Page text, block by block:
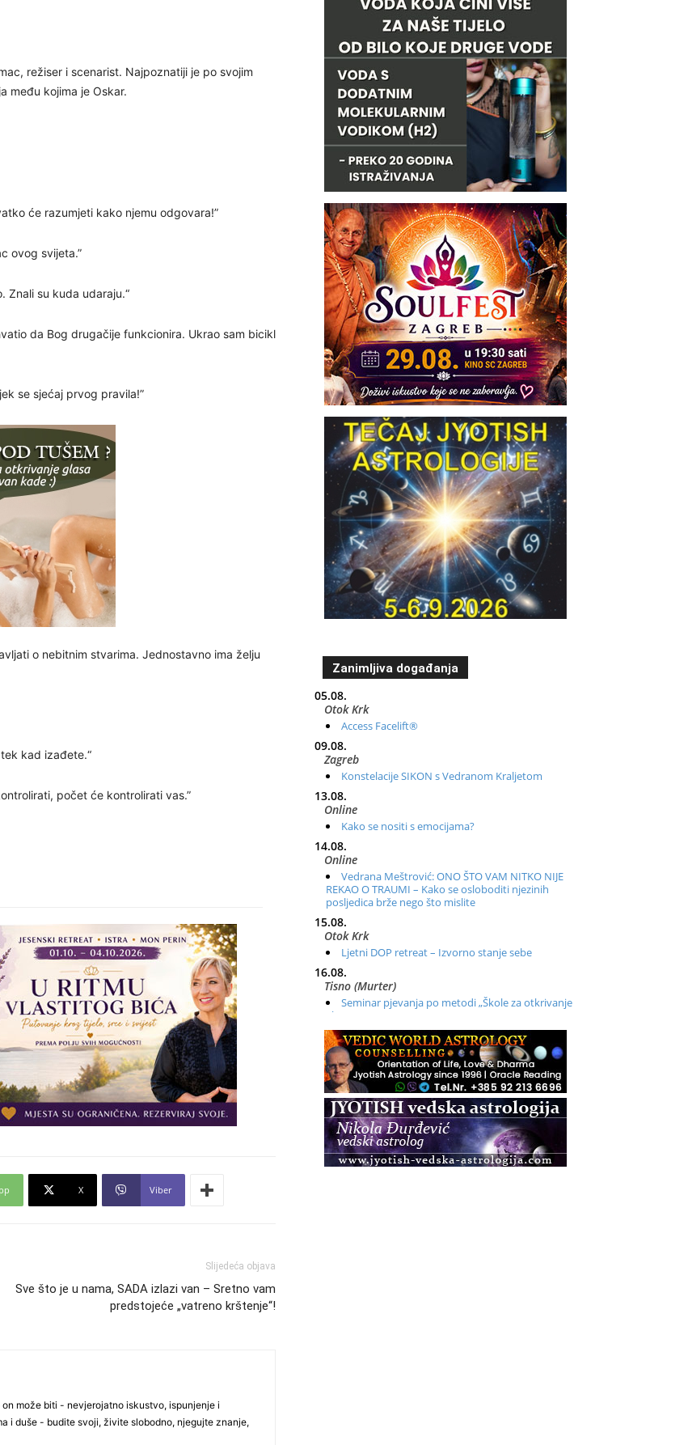
režiser i scenarist. Najpoznatiji je po svojim
među kojima je Oskar.
će razumjeti kako njemu odgovara!”
ovog svijeta.”
Znali su kuda udaraju.“
da Bog drugačije funkcionira. Ukrao sam bicikl
se sjećaj prvog pravila!”
o nebitnim stvarima. Jednostavno ima želju
kad izađete.“
počet će kontrolirati vas.”
X Viber
Slijedeća objava
Sve što je u nama, SADA izlazi van – Sretno vam
predstojeće „vatreno krštenje“!
može biti - nevjerojatno iskustvo, ispunjenje i
i duše - budite svoji, živite slobodno, njegujte znanje,
Zanimljiva događanja
05.08.
Otok Krk
Access Facelift®
09.08.
Zagreb
Konstelacije SIKON s Vedranom Kraljetom
13.08.
Online
Kako se nositi s emocijama?
14.08.
Online
Vedrana Meštrović: ONO ŠTO VAM NITKO NIJE
REKAO O TRAUMI – Kako se osloboditi njezinih
posljedica brže nego što mislite
15.08.
Otok Krk
Ljetni DOP retreat – Izvorno stanje sebe
16.08.
Tisno (Murter)
Seminar pjevanja po metodi „Škole za otkrivanje
glasa“
20.08.
Online
Radionica: Pomagači iz drugih dimenzija Online –
otvoreno za sve
21.08.
Zagreb+Online
Osnovni ThetaHealing® tečaj, Zagreb i Online
22.08.
Pula